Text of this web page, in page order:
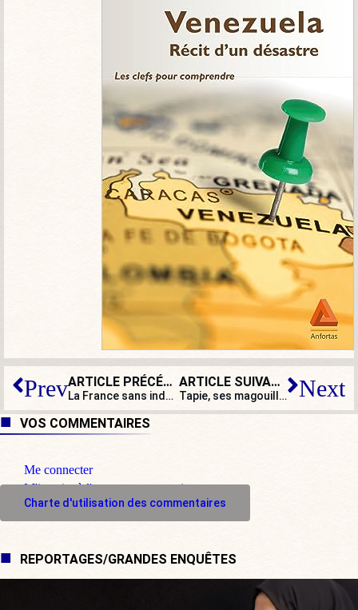
Prev ARTICLE PRÉCÉDENT
La France sans industrie ?
ARTICLE SUIVANT
Tapie, ses magouilles, son cancer, ses rendez-vous secrets avec Le Pen… Next
VOS COMMENTAIRES
Me connecter
M'inscrire à l'espace commentaire
Charte d'utilisation des commentaires
REPORTAGES/GRANDES ENQUÊTES